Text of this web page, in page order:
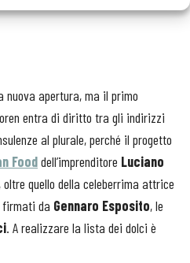
apertura, ma il primo
entra di diritto tra gli indirizzi
al plurale, perché il progetto
Fooddell’imprenditore Luciano
oltre quello della celeberrima attrice
firmati da Gennaro Esposito, le
. A realizzare la lista dei dolci è